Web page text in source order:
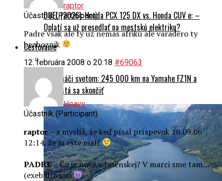
DUEL (2026): Honda PCX 125 DX vs. Honda CUV e: –
Oplatí sa už presedlať na mestskú elektriku?
Cestovanie
Na naháči svetom: 245 000 km na Yamahe FZ1N a
nechystá sa skončiť
raptor
Účastník (Participant)
Padre vsak ale ty uz nemas afriku ale varadero ty
bezboznik
12. februára 2008 o 20:18 #69063
Heavy
Účastník (Participant)
raptor– a myslíš, že keď písal príspevok 10.09.06
12:14, že ju ešte mal?
PADRE– Čo je nové v Jasenskej? V marci sme tam…
(exebatovica)